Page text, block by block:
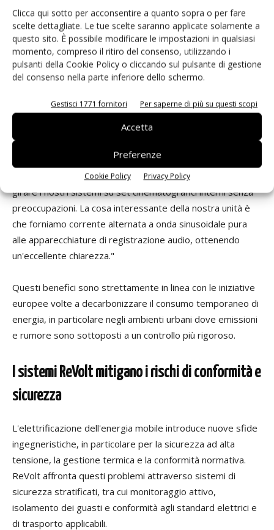
Clicca qui sotto per acconsentire a quanto sopra o per fare
scelte dettagliate. Le tue scelte saranno applicate solamente a
questo sito. È possibile modificare le impostazioni in qualsiasi
momento, compreso il ritiro del consenso, utilizzando i
pulsanti della Cookie Policy o cliccando sul pulsante di gestione
del consenso nella parte inferiore dello schermo.
Gestisci 1771 fornitori Per saperne di più su questi scopi
Accetta
Preferenze
Cookie Policy Privacy Policy
a batteria funzionano in modo silenzioso rispetto ai
generatori, trasformando le condizioni di lavoro per le
squadre e le comunità circostanti. Nella produzione
cinematografica, questa riduzione del rumore migliora
direttamente la qualità della registrazione audio e riduce la
eventi dal vivo, supporta il rispetto delle normative
sempre più severe di tutta Europa sul rumore.
"La cosa importante è che non stiamo emettendo fumi
tossici", ha dettoJD Schwalm, CEO di ReVolt
girare i nostri sistemi su set cinematografici interni senza
preoccupazioni. La cosa interessante della nostra unità è
che forniamo corrente alternata a onda sinusoidale pura
alle apparecchiature di registrazione audio, ottenendo
un'eccellente chiarezza."
Questi benefici sono strettamente in linea con le iniziative
europee volte a decarbonizzare il consumo temporaneo di
energia, in particolare negli ambienti urbani dove emissioni
e rumore sono sottoposti a un controllo più rigoroso.
I sistemi ReVolt mitigano i rischi di conformità e
sicurezza
L'elettrificazione dell'energia mobile introduce nuove sfide
ingegneristiche, in particolare per la sicurezza ad alta
tensione, la gestione termica e la conformità normativa.
ReVolt affronta questi problemi attraverso sistemi di
sicurezza stratificati, tra cui monitoraggio attivo,
isolamento dei guasti e conformità agli standard elettrici e
di trasporto applicabili.